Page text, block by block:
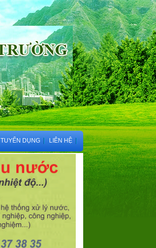
TUYỂN DỤNG LIÊN HỆ